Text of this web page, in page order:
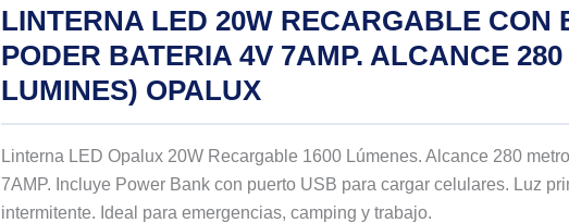
LINTERNA LED 20W RECARGABLE CON
PODER BATERIA 4V 7AMP. ALCANCE
LUMINES) OPALUX
Linterna LED Opalux 20W Recargable 1600 Lúmenes. Alcance 280
7AMP. Incluye Power Bank con puerto USB para cargar celulares. Luz
intermitente. Ideal para emergencias, camping y trabajo.